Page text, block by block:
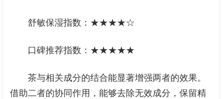
舒敏保湿指数：★★★★☆
口碑推荐指数：★★★★★
茶与相关成分的结合能显著增强两者的效果。
借助二者的协同作用，能够去除无效成分，保留精